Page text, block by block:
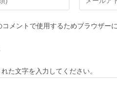
コメントで使用するためブラウザー
た文字を入力してください。